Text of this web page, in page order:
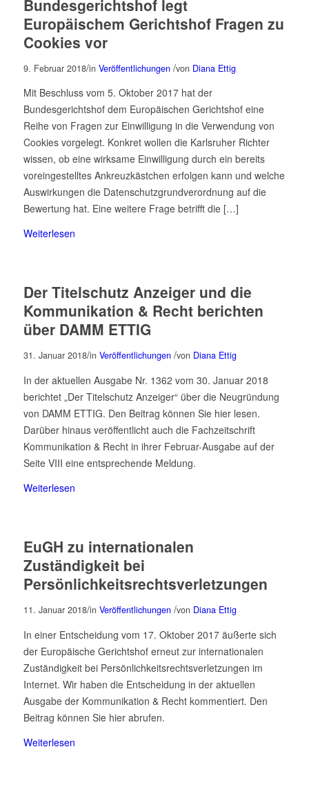
Bundesgerichtshof legt
Europäischem Gerichtshof Fragen zu
Cookies vor
9. Februar 2018/in Veröffentlichungen /von Diana Ettig
Mit Beschluss vom 5. Oktober 2017 hat der
Bundesgerichtshof dem Europäischen Gerichtshof eine
Reihe von Fragen zur Einwilligung in die Verwendung von
Cookies vorgelegt. Konkret wollen die Karlsruher Richter
wissen, ob eine wirksame Einwilligung durch ein bereits
voreingestelltes Ankreuzkästchen erfolgen kann und welche
Auswirkungen die Datenschutzgrundverordnung auf die
Bewertung hat. Eine weitere Frage betrifft die […]
Weiterlesen
Der Titelschutz Anzeiger und die
Kommunikation & Recht berichten
über DAMM ETTIG
31. Januar 2018/in Veröffentlichungen /von Diana Ettig
In der aktuellen Ausgabe Nr. 1362 vom 30. Januar 2018
berichtet „Der Titelschutz Anzeiger“ über die Neugründung
von DAMM ETTIG. Den Beitrag können Sie hier lesen.
Darüber hinaus veröffentlicht auch die Fachzeitschrift
Kommunikation & Recht in ihrer Februar-Ausgabe auf der
Seite VIII eine entsprechende Meldung.
Weiterlesen
EuGH zu internationalen
Zuständigkeit bei
Persönlichkeitsrechtsverletzungen
11. Januar 2018/in Veröffentlichungen /von Diana Ettig
In einer Entscheidung vom 17. Oktober 2017 äußerte sich
der Europäische Gerichtshof erneut zur internationalen
Zuständigkeit bei Persönlichkeitsrechtsverletzungen im
Internet. Wir haben die Entscheidung in der aktuellen
Ausgabe der Kommunikation & Recht kommentiert. Den
Beitrag können Sie hier abrufen.
Weiterlesen